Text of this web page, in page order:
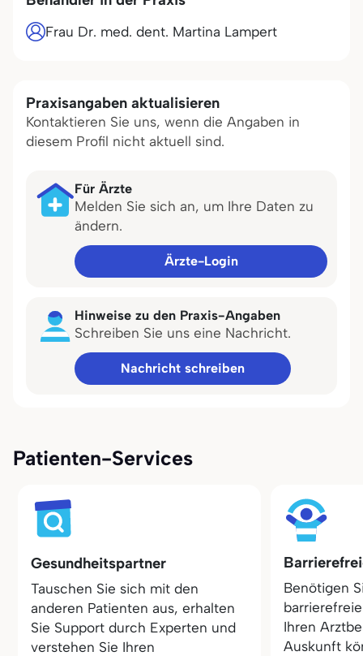
Frau Dr. med. dent. Martina Lampert
Praxisangaben aktualisieren
Kontaktieren Sie uns, wenn die Angaben in
diesem Profil nicht aktuell sind.
Für Ärzte
Melden Sie sich an, um Ihre Daten zu
ändern.
Ärzte-Login
Hinweise zu den Praxis-Angaben
Schreiben Sie uns eine Nachricht.
Nachricht schreiben
Patienten-Services
Gesundheitspartner
Tauschen Sie sich mit den
anderen Patienten aus, erhalten
Sie Support durch Experten und
verstehen Sie Ihren
Benötigen
Ihren
Auskunft